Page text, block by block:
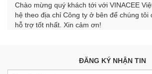
Chào mừng quý khách tới với VINACEE
hệ theo địa chỉ Công ty ở bên để chúng tôi
hỗ trợ tốt nhất. Xin cảm ơn!
ĐĂNG KÝ NHẬN TIN